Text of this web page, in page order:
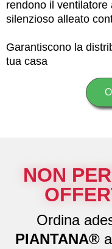
rendono il
silenzioso alleato
Garantiscono la
tua casa
NON
Ordina
PIANTANA®